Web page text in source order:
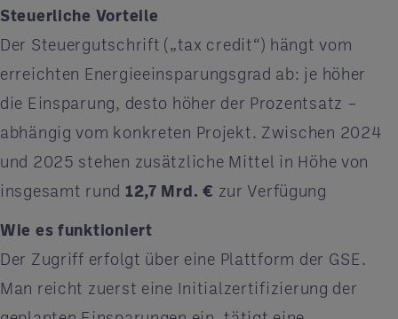
Steuerliche Vorteile
Der Steuergutschrift („tax credit“) hängt vom
erreichten Energieeinsparungsgrad ab: je höher
die Einsparung, desto höher der Prozentsatz –
abhängig vom konkreten Projekt. Zwischen 2024
und 2025 stehen zusätzliche Mittel in Höhe von
insgesamt rund 12,7 Mrd. € zur Verfügung
Wie es funktioniert
Der Zugriff erfolgt über eine Plattform der GSE.
Man reicht zuerst eine Initialzertifizierung der